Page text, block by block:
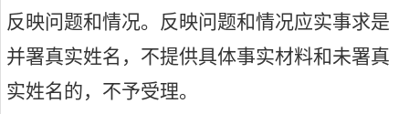
反映问题和情况。反映问题和情况应实事求是
并署真实姓名，不提供具体事实材料和未署真
实姓名的，不予受理。